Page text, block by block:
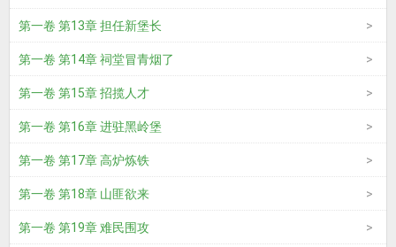
第一卷 第13章 担任新堡长
第一卷 第14章 祠堂冒青烟了
第一卷 第15章 招揽人才
第一卷 第16章 进驻黑岭堡
第一卷 第17章 高炉炼铁
第一卷 第18章 山匪欲来
第一卷 第19章 难民围攻